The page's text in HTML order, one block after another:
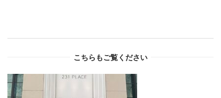
こちらもご覧ください